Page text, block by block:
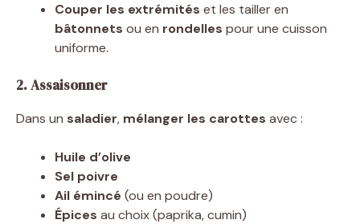
Couper les extrémités et les tailler en
bâtonnets ou en rondelles pour une cuisson
uniforme.
2. Assaisonner
Dans un saladier, mélanger les carottes avec :
Huile d’olive
Sel poivre
Ail émincé (ou en poudre)
Épices au choix (paprika, cumin)